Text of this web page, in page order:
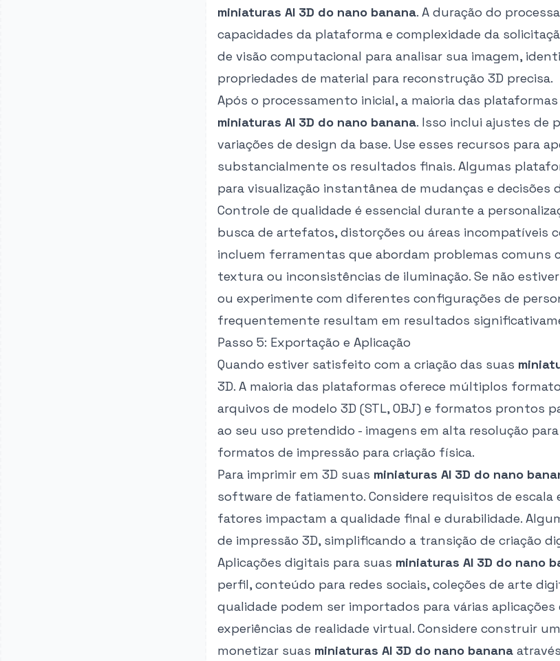
miniaturas AI 3D do nano banana. A duração do
capacidades da plataforma e complexidade da
de visão computacional para analisar sua imagem,
propriedades de material para reconstrução 3D precisa.
Após o processamento inicial, a maioria das
miniaturas AI 3D do nano banana. Isso inclui ajustes de
variações de design da base. Use esses recursos para
substancialmente os resultados finais. Algumas
para visualização instantânea de mudanças e decisões
Controle de qualidade é essencial durante a
busca de artefatos, distorções ou áreas incompatíveis
incluem ferramentas que abordam problemas
textura ou inconsistências de iluminação. Se não
ou experimente com diferentes configurações de
frequentemente resultam em resultados
Passo 5: Exportação e Aplicação
Quando estiver satisfeito com a criação das suas
3D. A maioria das plataformas oferece múltiplos
arquivos de modelo 3D (STL, OBJ) e formatos prontos
ao seu uso pretendido - imagens em alta resolução
formatos de impressão para criação física.
Para imprimir em 3D suas miniaturas AI 3D do nano
software de fatiamento. Considere requisitos de escala
fatores impactam a qualidade final e durabilidade.
de impressão 3D, simplificando a transição de criação
Aplicações digitais para suas miniaturas AI 3D do nano
perfil, conteúdo para redes sociais, coleções de arte
qualidade podem ser importados para várias
experiências de realidade virtual. Considere construir
monetizar suas miniaturas AI 3D do nano banana